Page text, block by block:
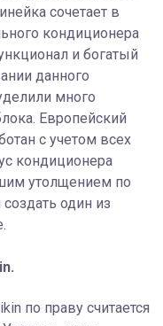
сочетает в
кондиционера
и богатый
данного
много
Европейский
с учетом всех
кондиционера
утолщением по
один из
по праву считается